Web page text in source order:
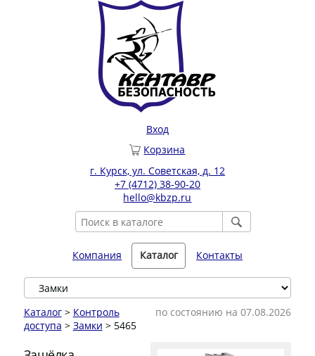
Вход
Корзина
г. Курск, ул. Советская, д. 12
+7 (4712) 38-90-20
hello@kbzp.ru
Компания Каталог Контакты
по состоянию на 07.08.2026
Каталог> Контроль
доступа > Замки > 5465